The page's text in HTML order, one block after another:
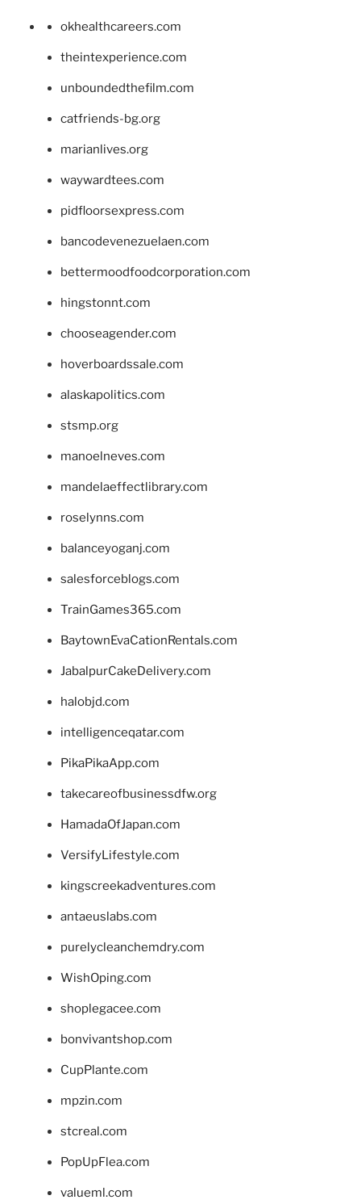
okhealthcareers.com
theintexperience.com
unboundedthefilm.com
catfriends-bg.org
marianlives.org
waywardtees.com
pidfloorsexpress.com
bancodevenezuelaen.com
bettermoodfoodcorporation.com
hingstonnt.com
chooseagender.com
hoverboardssale.com
alaskapolitics.com
stsmp.org
manoelneves.com
mandelaeffectlibrary.com
roselynns.com
balanceyoganj.com
salesforceblogs.com
TrainGames365.com
BaytownEvaCationRentals.com
JabalpurCakeDelivery.com
halobjd.com
intelligenceqatar.com
PikaPikaApp.com
takecareofbusinessdfw.org
HamadaOfJapan.com
VersifyLifestyle.com
kingscreekadventures.com
antaeuslabs.com
purelycleanchemdry.com
WishOping.com
shoplegacee.com
bonvivantshop.com
CupPlante.com
mpzin.com
stcreal.com
PopUpFlea.com
valueml.com